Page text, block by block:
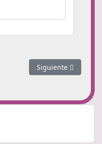
del MásterArtículo siguiente:
Siguiente